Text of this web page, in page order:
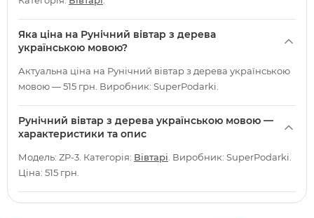
Яка ціна на Рунічний вівтар з дерева
українською мовою?
Актуальна ціна на Рунічний вівтар з дерева українською
мовою — 515 грн. Виробник: SuperPodarki.
Рунічний вівтар з дерева українською мовою —
характеристики та опис
Модель: ZP-3. Категорія: Вівтарі . Виробник: SuperPodarki.
Ціна: 515 грн.